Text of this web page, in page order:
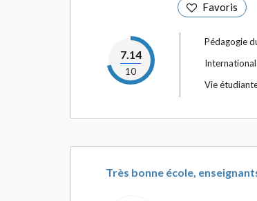
Favoris
7.14
10
Pédagogie
International
Vie
Très bonne école,